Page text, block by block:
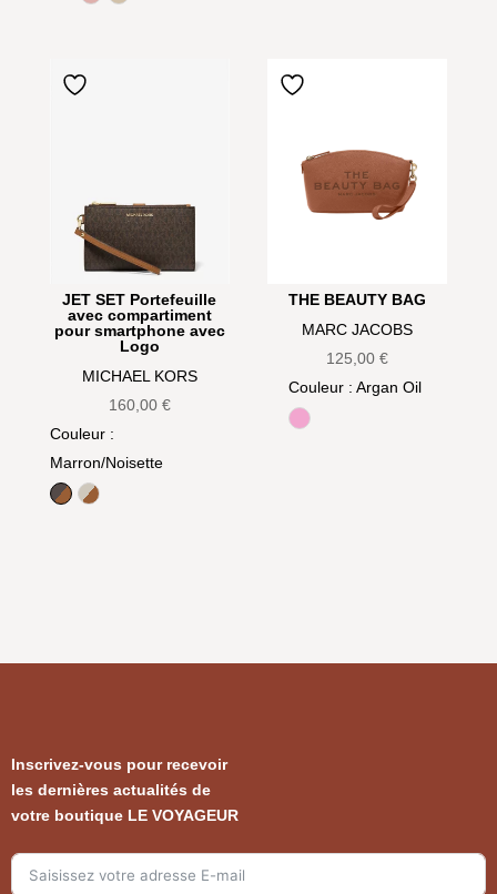
RoseWarm Sand
JET SET Portefeuille
avec compartiment
pour smartphone avec
Logo
MICHAEL KORS
160,00 €
Couleur:
Marron/Noisette
Marron/Noisette
Vanille/Noisette
THE BEAUTY BAG
MARC JACOBS
125,00€
Couleur: Argan Oil
Bow pink
Inscrivez-vous pour recevoir
les dernières actualités de
votre boutique LE VOYAGEUR